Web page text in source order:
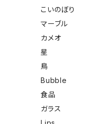
こいのぼり
マーブル
カメオ
星
鳥
Bubble
食品
ガラス